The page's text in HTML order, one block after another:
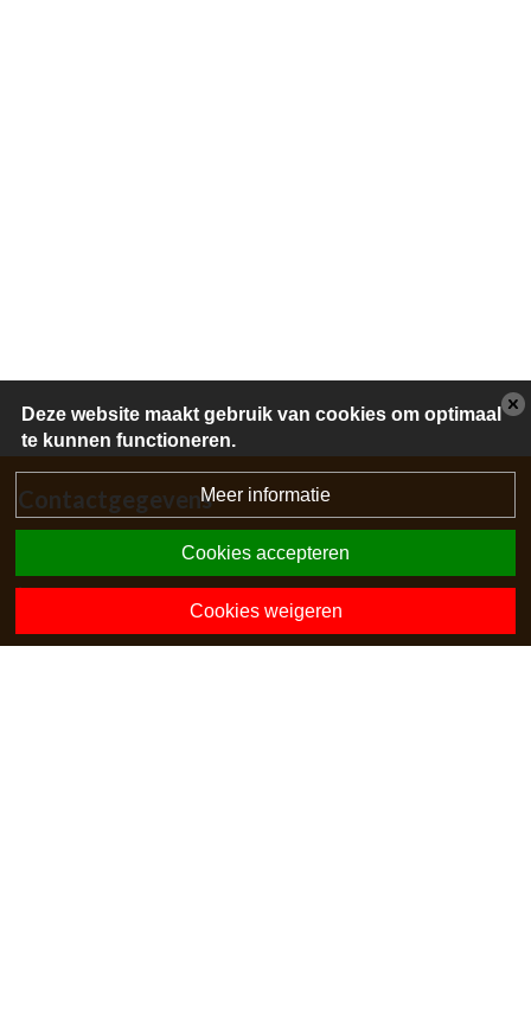
Contactgegevens
0547-362723
directie.obsbrookschole@opohvt.nl
Deze website maakt gebruik van cookies om optimaal
te kunnen functioneren.
Meer informatie
Cookies accepteren
Cookies weigeren